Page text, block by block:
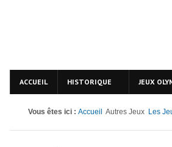
ACCUEIL HISTORIQUE JEUX
Vous êtes ici : Accueil Autres Jeux Les